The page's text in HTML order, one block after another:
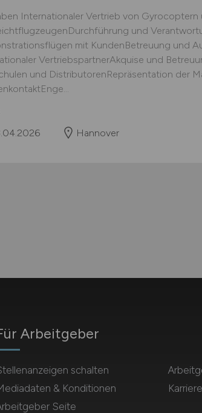
Internationaler Vertrieb von Gyrocoptern
und
mit KundenBetreuung und
VertriebspartnerAkquise und
und DistributorenRepräsentation der
Hannover
Arbeitgeber
schalten
& Konditionen
Seite